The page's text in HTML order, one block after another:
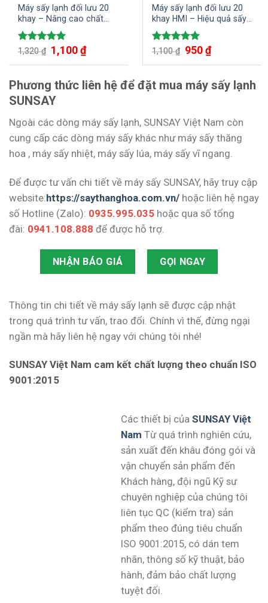
Máy sấy lạnh đối lưu 20
khay – Nâng cao chất
lượng sấy thực phẩm
Được xếp
5.00
1,320₫ 1,100₫
Máy sấy lạnh đối lưu 20
khay HMI – Hiệu quả sấy
cao cho doanh nghiệp
Được xếp
1,100₫ 950₫
Phương thức liên hệ để đặt mua máy sấy lạnh
SUNSAY
Ngoài các dòng máy sấy lạnh, SUNSAY Việt Nam còn
cung cấp các dòng máy sấy khác như máy sấy thăng
hoa , máy sấy nhiệt, máy sấy lúa, máy sấy vĩ ngang.
Để được tư vấn chi tiết về máy sấy SUNSAY, hãy truy cập
website:https://saythanghoa.com.vn/ hoặc liên hệ ngay
số Hotline (Zalo): 0935.995.035 hoặc qua số tổng
đài: 0941.108.888 để được hỗ trợ.
NHẬN BÁO GIÁ GỌI NGAY
Thông tin chi tiết về máy sấy lạnh sẽ được cập nhật
trong quá trình tư vấn, trao đổi. Chính vì thế, đừng ngại
ngần mà hãy liên hệ ngay với chúng tôi nhé!
SUNSAY Việt Nam cam kết chất lượng theo chuẩn ISO
9001:2015
Các thiết bị của SUNSAY Việt
Nam Từ quá trình nghiên cứu,
sản xuất đến khâu đóng gói và
vận chuyển sản phẩm đến
Khách hàng, đội ngũ Kỹ sư
chuyên nghiệp của chúng tôi
liên tục QC (kiểm tra) sản
phẩm theo đúng tiêu chuẩn
ISO 9001:2015, có dán tem
nhãn, thông số kỹ thuật, bảo
hành, đảm bảo chất lượng
tuyệt đối.